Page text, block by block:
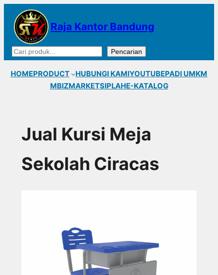
Lewati
konten
Raja Kantor Bandung
Cari Pencarian
HOMEPRODUCT HUBUNGI KAMIYOUTUBEPADI UMKM
MBIZMARKETSIPLAHE-KATALOG
Jual Kursi Meja
Sekolah Ciracas